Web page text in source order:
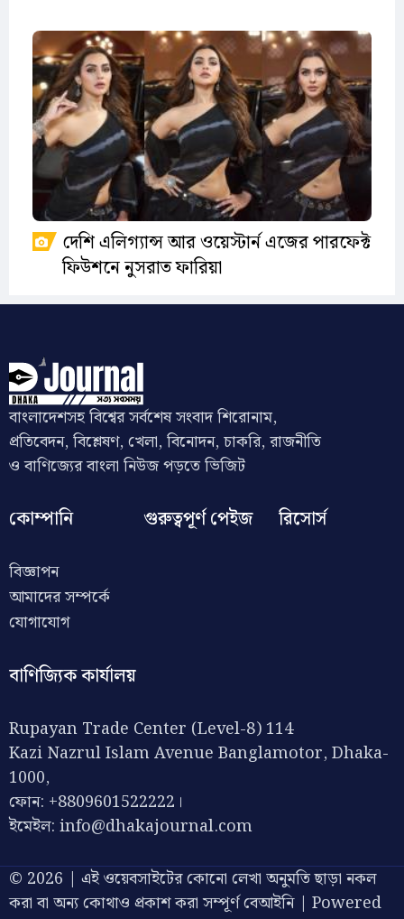
দেশি এলিগ্যান্স আর ওয়েস্টার্ন এজের পারফেক্ট
ফিউশনে নুসরাত ফারিয়া
বাংলাদেশসহ বিশ্বের সর্বশেষ সংবাদ শিরোনাম,
প্রতিবেদন, বিশ্লেষণ, খেলা, বিনোদন, চাকরি, রাজনীতি
ও বাণিজ্যের বাংলা নিউজ পড়তে ভিজিট
কোম্পানি
বিজ্ঞাপন
আমাদের সম্পর্কে
যোগাযোগ
গুরুত্বপূর্ণ পেইজ রিসোর্স
বাণিজ্যিক কার্যালয়
Rupayan Trade Center (Level-8) 114
Kazi Nazrul Islam Avenue Banglamotor, Dhaka-
1000,
ফোন: +8809601522222।
ইমেইল: info@dhakajournal.com
© 2026 | এই ওয়েবসাইটের কোনো লেখা অনুমতি ছাড়া নকল
করা বা অন্য কোথাও প্রকাশ করা সম্পূর্ণ বেআইনি | Powered